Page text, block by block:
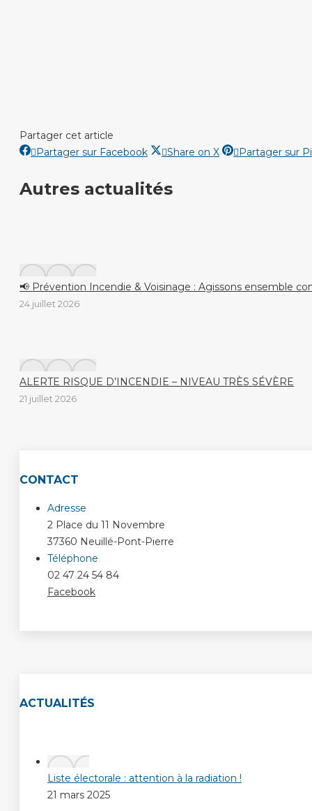
Partager cet article
Partager sur FacebookPartager
Facebook
Share on XPartagerPartager sur
Autres actualités
📢 Prévention Incendie & Voisinage : Agissons ensemble
24 juillet 2026
ALERTE RISQUE D’INCENDIE – NIVEAU TRÈS SÉVÈRE
21 juillet 2026
CONTACT
Adresse
2 Place du 11 Novembre
37360 Neuillé-Pont-Pierre
Téléphone
02 47 24 54 84
Facebook
ACTUALITÉS
Liste électorale : attention à la radiation !
21 mars 2025